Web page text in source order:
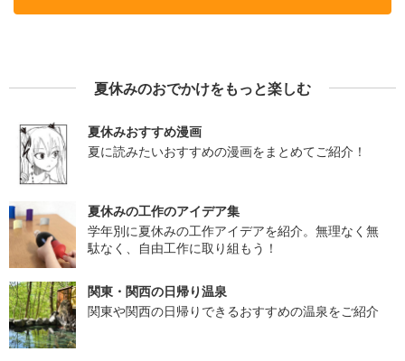
夏休みのおでかけをもっと楽しむ
夏休みおすすめ漫画
夏に読みたいおすすめの漫画をまとめてご紹介！
夏休みの工作のアイデア集
学年別に夏休みの工作アイデアを紹介。無理なく無
駄なく、自由工作に取り組もう！
関東・関西の日帰り温泉
関東や関西の日帰りできるおすすめの温泉をご紹介